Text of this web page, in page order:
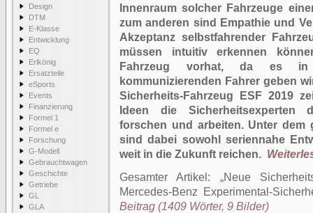
Design
DTM
E-Klasse
Entwicklung
EQ
Erlkönig
Ersatzteile
eSports
Events
Finanzierung
Formel 1
Formel e
Forschung
G-Modell
Gebrauchtwagen
Geschichte
Getriebe
GL
GLA
Innenraum solcher Fahrzeuge
zum anderen sind Empathie und
Akzeptanz selbstfahrender
müssen intuitiv erkennen
Fahrzeug vorhat, da es in
kommunizierenden Fahrer geben
Sicherheits-Fahrzeug ESF 2019
Ideen die Sicherheitsexperten
forschen und arbeiten. Unter dem
sind dabei sowohl seriennahe
weit in die Zukunft reichen.
Gesamter Artikel:
Neue
Mercedes-Benz Experimental-
Beitrag (1409 Wörter, 9 Bilder)